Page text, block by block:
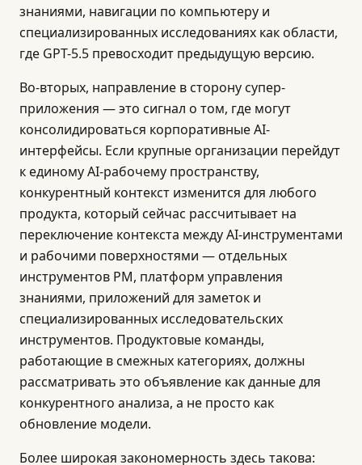
знаниями, навигации по компьютеру и
специализированных исследованиях как области,
где GPT-5.5 превосходит предыдущую версию.
Во-вторых, направление в сторону супер-
приложения — это сигнал о том, где могут
консолидироваться корпоративные AI-
интерфейсы. Если крупные организации перейдут
к единому AI-рабочему пространству,
конкурентный контекст изменится для любого
продукта, который сейчас рассчитывает на
переключение контекста между AI-инструментами
и рабочими поверхностями — отдельных
инструментов PM, платформ управления
знаниями, приложений для заметок и
специализированных исследовательских
инструментов. Продуктовые команды,
работающие в смежных категориях, должны
рассматривать это объявление как данные для
конкурентного анализа, а не просто как
обновление модели.
Более широкая закономерность здесь такова: